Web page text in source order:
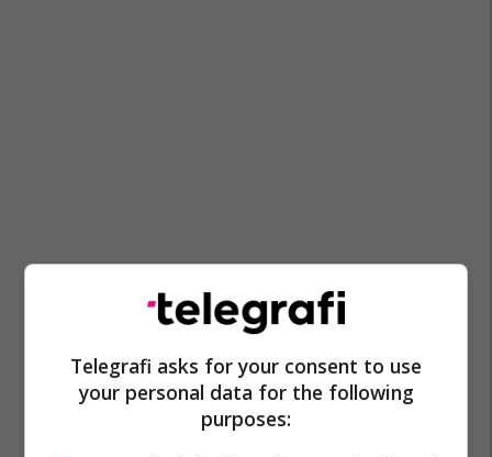
Telegrafi asks for your consent to use
your personal data for the following
purposes: